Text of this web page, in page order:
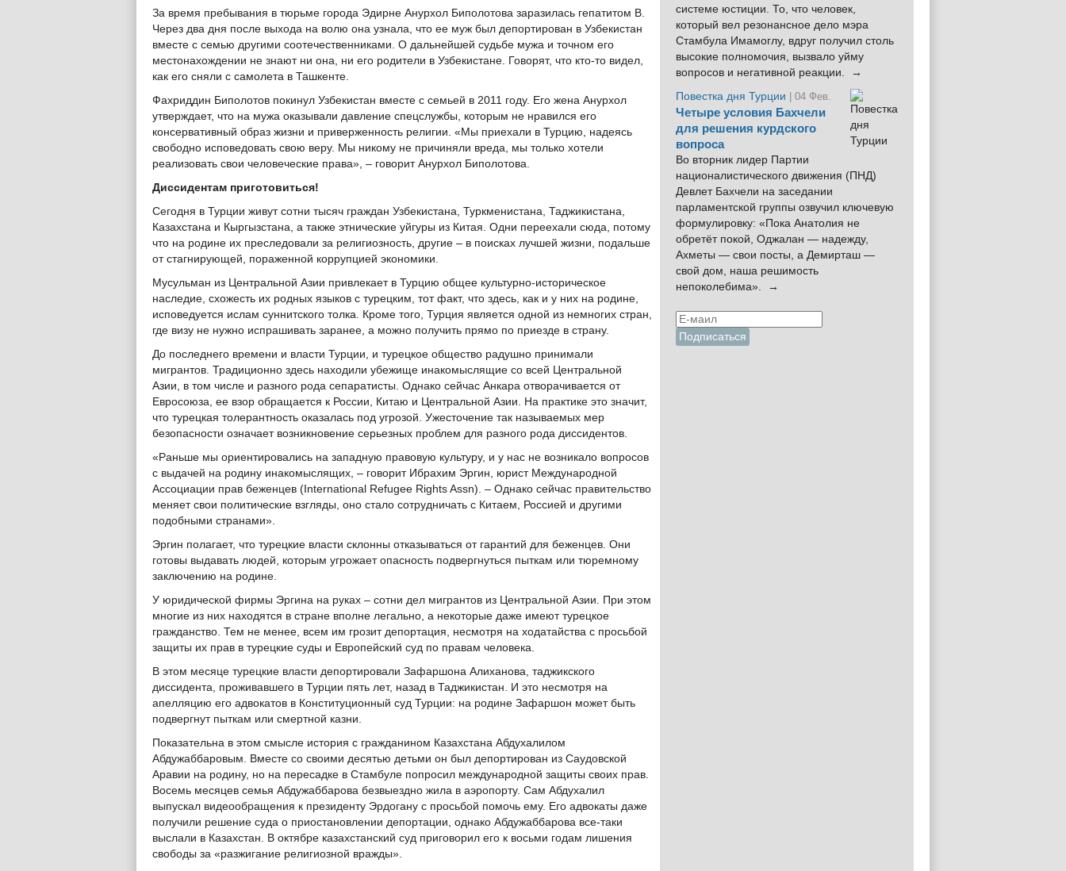
За время пребывания в тюрьме города Эдирне Анурхол Биполотова заразилась гепатитом B.
Через два дня после выхода на волю она узнала, что ее муж был депортирован в Узбекистан
вместе с семью другими соотечественниками. О дальнейшей судьбе мужа и точном его
местонахождении не знают ни она, ни его родители в Узбекистане. Говорят, что кто-то видел,
как его сняли с самолета в Ташкенте.
Фахриддин Биполотов покинул Узбекистан вместе с семьей в 2011 году. Его жена Анурхол
утверждает, что на мужа оказывали давление спецслужбы, которым не нравился его
консервативный образ жизни и приверженность религии. «Мы приехали в Турцию, надеясь
свободно исповедовать свою веру. Мы никому не причиняли вреда, мы только хотели
реализовать свои человеческие права», – говорит Анурхол Биполотова.
Диссидентам приготовиться!
Сегодня в Турции живут сотни тысяч граждан Узбекистана, Туркменистана, Таджикистана,
Казахстана и Кыргызстана, а также этнические уйгуры из Китая. Одни переехали сюда, потому
что на родине их преследовали за религиозность, другие – в поисках лучшей жизни, подальше
от стагнирующей, пораженной коррупцией экономики.
Мусульман из Центральной Азии привлекает в Турцию общее культурно-историческое
наследие, схожесть их родных языков с турецким, тот факт, что здесь, как и у них на родине,
исповедуется ислам суннитского толка. Кроме того, Турция является одной из немногих стран,
где визу не нужно испрашивать заранее, а можно получить прямо по приезде в страну.
До последнего времени и власти Турции, и турецкое общество радушно принимали
мигрантов. Традиционно здесь находили убежище инакомыслящие со всей Центральной
Азии, в том числе и разного рода сепаратисты. Однако сейчас Анкара отворачивается от
Евросоюза, ее взор обращается к России, Китаю и Центральной Азии. На практике это значит,
что турецкая толерантность оказалась под угрозой. Ужесточение так называемых мер
безопасности означает возникновение серьезных проблем для разного рода диссидентов.
«Раньше мы ориентировались на западную правовую культуру, и у нас не возникало вопросов
с выдачей на родину инакомыслящих, – говорит Ибрахим Эргин, юрист Международной
Ассоциации прав беженцев (International Refugee Rights Assn). – Однако сейчас правительство
меняет свои политические взгляды, оно стало сотрудничать с Китаем, Россией и другими
подобными странами».
Эргин полагает, что турецкие власти склонны отказываться от гарантий для беженцев. Они
готовы выдавать людей, которым угрожает опасность подвергнуться пыткам или тюремному
заключению на родине.
У юридической фирмы Эргина на руках – сотни дел мигрантов из Центральной Азии. При этом
многие из них находятся в стране вполне легально, а некоторые даже имеют турецкое
гражданство. Тем не менее, всем им грозит депортация, несмотря на ходатайства с просьбой
защиты их прав в турецкие суды и Европейский суд по правам человека.
В этом месяце турецкие власти депортировали Зафаршона Алиханова, таджикского
диссидента, проживавшего в Турции пять лет, назад в Таджикистан. И это несмотря на
апелляцию его адвокатов в Конституционный суд Турции: на родине Зафаршон может быть
подвергнут пыткам или смертной казни.
Показательна в этом смысле история с гражданином Казахстана Абдухалилом
Абдужаббаровым. Вместе со своими десятью детьми он был депортирован из Саудовской
Аравии на родину, но на пересадке в Стамбуле попросил международной защиты своих прав.
Восемь месяцев семья Абдужаббарова безвыездно жила в аэропорту. Сам Абдухалил
выпускал видеообращения к президенту Эрдогану с просьбой помочь ему. Его адвокаты даже
получили решение суда о приостановлении депортации, однако Абдужаббарова все-таки
выслали в Казахстан. В октябре казахстанский суд приговорил его к восьми годам лишения
свободы за «разжигание религиозной вражды».
системе юстиции. То, что человек,
который вел резонансное дело мэра
Стамбула Имамоглу, вдруг получил столь
высокие полномочия, вызвало уйму
вопросов и негативной реакции. →
Повестка дня Турции
| 04 Фев.
Четыре условия Бахчели
для решения курдского
вопроса
Во вторник лидер Партии
националистического движения (ПНД)
Девлет Бахчели на заседании
парламентской группы озвучил ключевую
формулировку: «Пока Анатолия не
обретёт покой, Оджалан — надежду,
Ахметы — свои посты, а Демирташ —
свой дом, наша решимость
непоколебима». →